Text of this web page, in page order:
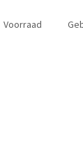
Voorraad